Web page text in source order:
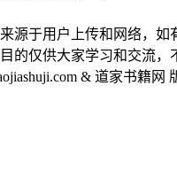
源于用户上传和网络，如
的仅供大家学习和交流，
& 道家书籍网